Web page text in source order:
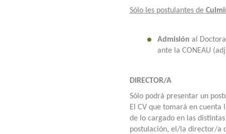
Sólo les postulantes de
Admisión al
ante la CONEAU
DIRECTOR/A
Sólo podrá presentar un
El CV que tomará en cuenta
de lo cargado en las distintas
postulación, el/la director/a